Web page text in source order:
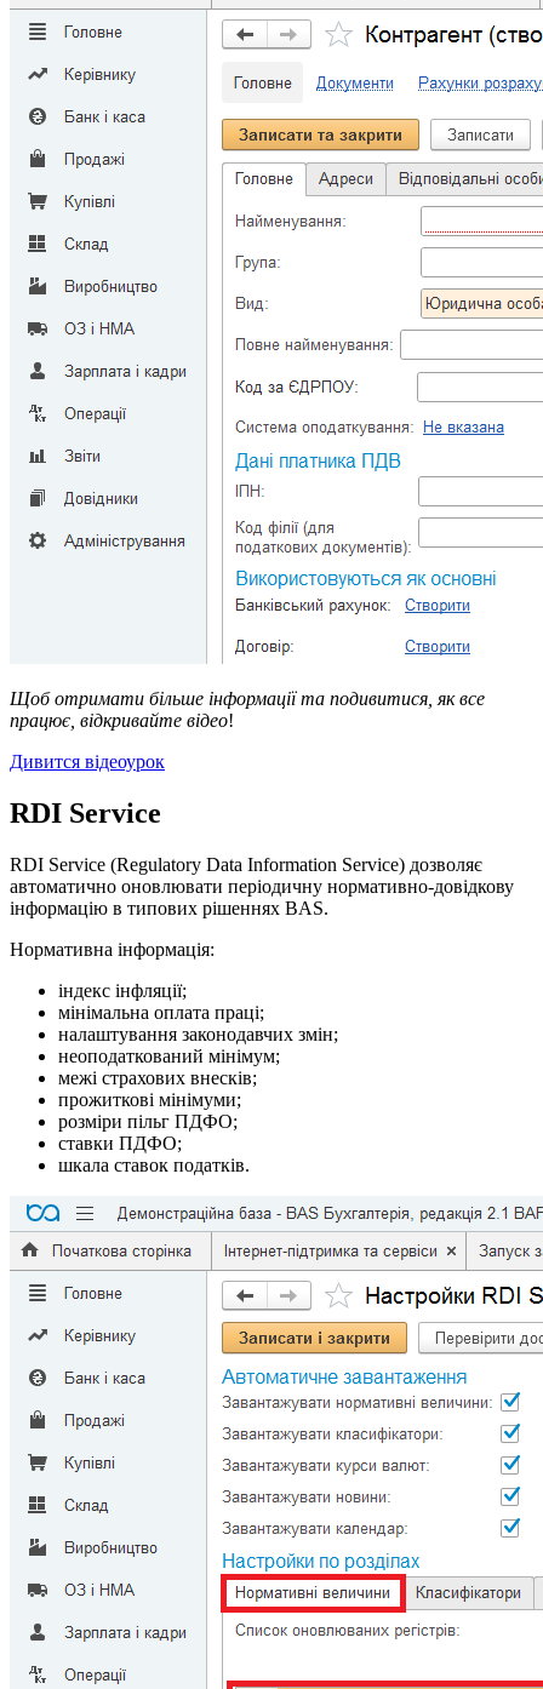
Щоб отримати більше інформації та подивитися, як все
працює, відкривайте відео!
Дивится відеоурок
RDI Service
RDI Service (Regulatory Data Information Service) дозволяє
автоматично оновлювати періодичну нормативно-довідкову
інформацію в типових рішеннях BAS.
Нормативна інформація:
індекс інфляції;
мінімальна оплата праці;
налаштування законодавчих змін;
неоподаткований мінімум;
межі страхових внесків;
прожиткові мінімуми;
розміри пільг ПДФО;
ставки ПДФО;
шкала ставок податків.